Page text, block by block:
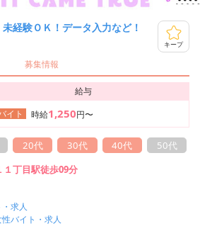
経験ＯＫ！データ入力など！
キープ
募集情報
給与
イト 時給1,250円〜
20代 30代 40代
50代
丁目駅徒歩09分
求人
バイト・求人